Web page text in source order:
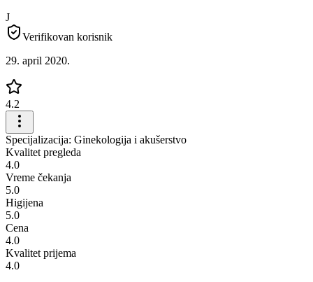
J
Verifikovan korisnik
29. april 2020.
4.2
Specijalizacija: Ginekologija i akušerstvo
Kvalitet pregleda
4.0
Vreme čekanja
5.0
Higijena
5.0
Cena
4.0
Kvalitet prijema
4.0